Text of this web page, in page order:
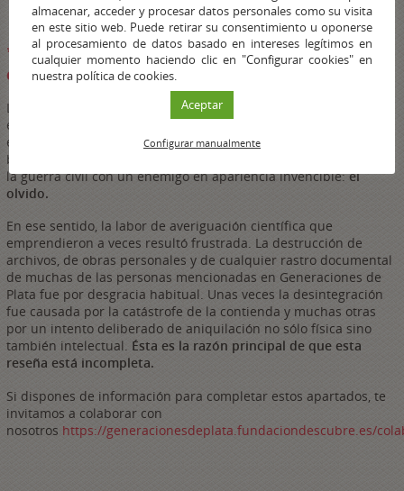
*¿Por qué los apartados publicaciones personales
e iconografía están incompletos?
Los investigadores de las diferentes universidades andaluzas y
expertos en memoria histórica que han trabajado en la
elaboración de este proyecto se han encontrado en su
búsqueda de científicos represaliados, exiliados o fallecidos en
la guerra civil con un enemigo en apariencia invencible:el
olvido.
En ese sentido, la labor de averiguación científica que
emprendieron a veces resultó frustrada. La destrucción de
archivos, de obras personales y de cualquier rastro documental
de muchas de las personas mencionadas en Generaciones de
Plata fue por desgracia habitual. Unas veces la desintegración
fue causada por la catástrofe de la contienda y muchas otras
por un intento deliberado de aniquilación no sólo física sino
también intelectual. Ésta es la razón principal de que esta
reseña está incompleta.
Si dispones de información para completar estos apartados, te
invitamos a colaborar con
nosotros https://generacionesdeplata.fundaciondescubre.es/
almacenar, acceder y procesar datos personales como su visita
en este sitio web. Puede retirar su consentimiento u oponerse
al procesamiento de datos basado en intereses legítimos en
cualquier momento haciendo clic en "Configurar cookies" en
nuestra política de cookies.
Aceptar
Configurar manualmente